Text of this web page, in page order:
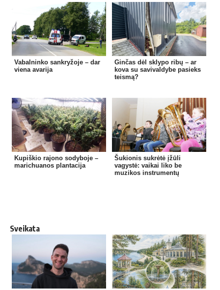
Vabalninko sankryžoje – dar
viena avarija
Ginčas dėl sklypo ribų – ar
kova su savivaldybe pasieks
teismą?
Kupiškio rajono sodyboje –
marichuanos plantacija
Šukionis sukrėtė įžūli
vagystė: vaikai liko be
muzikos instrumentų
Sveikata